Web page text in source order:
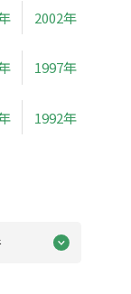
2002年
1997年
1992年